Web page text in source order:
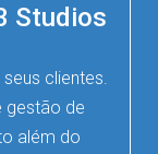
Studios
clientes.
gestão de
além do